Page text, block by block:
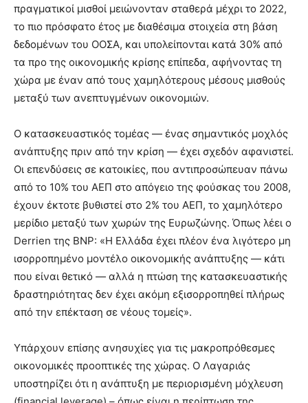
πραγματικοί μισθοί μειώνονταν σταθερά μέχρι το 2022,
το πιο πρόσφατο έτος με διαθέσιμα στοιχεία στη βάση
δεδομένων του ΟΟΣΑ, και υπολείπονται κατά 30% από
τα προ της οικονομικής κρίσης επίπεδα, αφήνοντας τη
χώρα με έναν από τους χαμηλότερους μέσους μισθούς
μεταξύ των ανεπτυγμένων οικονομιών.
Ο κατασκευαστικός τομέας — ένας σημαντικός μοχλός
ανάπτυξης πριν από την κρίση — έχει σχεδόν αφανιστεί.
Οι επενδύσεις σε κατοικίες, που αντιπροσώπευαν πάνω
από το 10% του ΑΕΠ στο απόγειο της φούσκας του 2008,
έχουν έκτοτε βυθιστεί στο 2% του ΑΕΠ, το χαμηλότερο
μερίδιο μεταξύ των χωρών της Ευρωζώνης. Όπως λέει ο
Derrien της BNP: «Η Ελλάδα έχει πλέον ένα λιγότερο μη
ισορροπημένο μοντέλο οικονομικής ανάπτυξης — κάτι
που είναι θετικό — αλλά η πτώση της κατασκευαστικής
δραστηριότητας δεν έχει ακόμη εξισορροπηθεί πλήρως
από την επέκταση σε νέους τομείς».
Υπάρχουν επίσης ανησυχίες για τις μακροπρόθεσμες
οικονομικές προοπτικές της χώρας. Ο Λαγαριάς
υποστηρίζει ότι η ανάπτυξη με περιορισμένη μόχλευση